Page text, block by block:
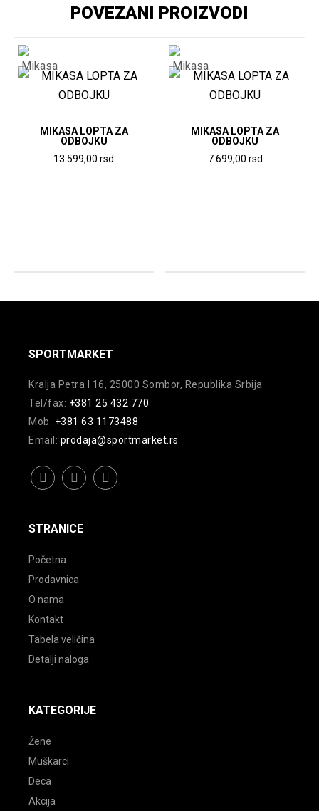
POVEZANI PROIZVODI
MIKASA LOPTA ZA
ODBOJKU
13.599,00rsd
na
proizvoda.
MIKASA LOPTA ZA
ODBOJKU
7.699,00 rsd
proizvoda.
SPORTMARKET
Kralja Petra I 16, 25000 Sombor, Republika Srbija
Tel/fax: +381 25 432 770
Mob: +381 63 1173488
Email: prodaja@sportmarket.rs
facebookinstagramyoutube
STRANICE
Početna
Prodavnica
O nama
Kontakt
Tabela veličina
Detalji naloga
KATEGORIJE
Žene
Muškarci
Deca
Akcija